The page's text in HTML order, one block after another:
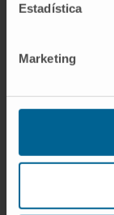
Estadística
Marketing